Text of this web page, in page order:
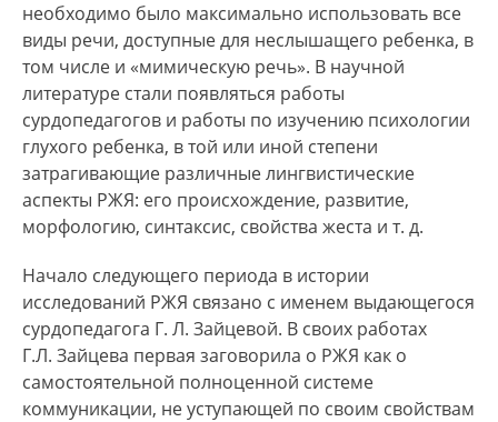
необходимо было максимально использовать все
виды речи, доступные для неслышащего ребенка, в
том числе и «мимическую речь». В научной
литературе стали появляться работы
сурдопедагогов и работы по изучению психологии
глухого ребенка, в той или иной степени
затрагивающие различные лингвистические
аспекты РЖЯ: его происхождение, развитие,
морфологию, синтаксис, свойства жеста и т. д.
Начало следующего периода в истории
исследований РЖЯ связано с именем выдающегося
сурдопедагога Г. Л. Зайцевой. В своих работах
Г.Л. Зайцева первая заговорила о РЖЯ как о
самостоятельной полноценной системе
коммуникации, не уступающей по своим свойствам